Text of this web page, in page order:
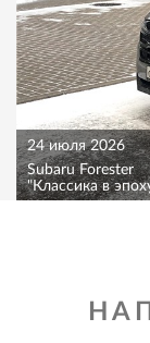
24 июля 2026
Subaru Forester
"Классика в